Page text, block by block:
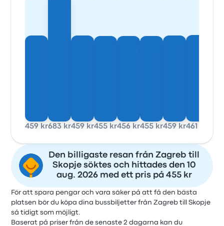
459 kr683 kr459 kr455 kr456 kr455 kr459 kr461 kr
Den billigaste resan från Zagreb till
Skopje söktes och hittades den 10
aug. 2026 med ett pris på 455 kr
För att spara pengar och vara säker på att få den bästa
platsen bör du köpa dina bussbiljetter från Zagreb till Skopje
så tidigt som möjligt.
Baserat på priser från de senaste 2 dagarna kan du